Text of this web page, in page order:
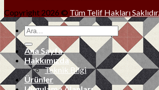
Copyright 2026 © Tüm Telif Hakları Saklıdır.
Ana Sayfa
Hakkımızda
Teknik Bilgi
Ürünler